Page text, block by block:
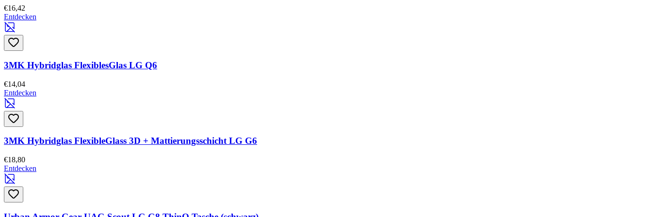
€16,42
Entdecken
3MK Hybridglas FlexiblesGlas LG Q6
€14,04
Entdecken
3MK Hybridglas FlexibleGlass 3D + Mattierungsschicht LG G6
€18,80
Entdecken